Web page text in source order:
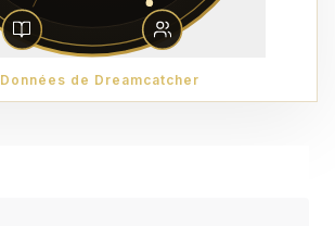
Données de Dreamcatcher